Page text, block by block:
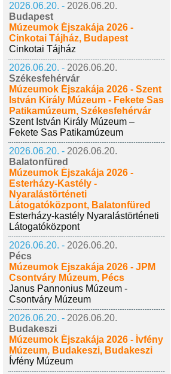
2026.06.20. - 2026.06.20.
Budapest
Múzeumok Éjszakája 2026 -
Cinkotai Tájház, Budapest
Cinkotai Tájház
2026.06.20. - 2026.06.20.
Székesfehérvár
Múzeumok Éjszakája 2026 - Szent
István Király Múzeum - Fekete Sas
Patikamúzeum, Székesfehérvár
Szent István Király Múzeum –
Fekete Sas Patikamúzeum
2026.06.20. - 2026.06.20.
Balatonfüred
Múzeumok Éjszakája 2026 -
Esterházy-Kastély -
Nyaralástörténeti
Látogatóközpont, Balatonfüred
Esterházy-kastély Nyaralástörténeti
Látogatóközpont
2026.06.20. - 2026.06.20.
Pécs
Múzeumok Éjszakája 2026 - JPM
Csontváry Múzeum, Pécs
Janus Pannonius Múzeum -
Csontváry Múzeum
2026.06.20. - 2026.06.20.
Budakeszi
Múzeumok Éjszakája 2026 - Ívfény
Múzeum, Budakeszi, Budakeszi
Ívfény Múzeum